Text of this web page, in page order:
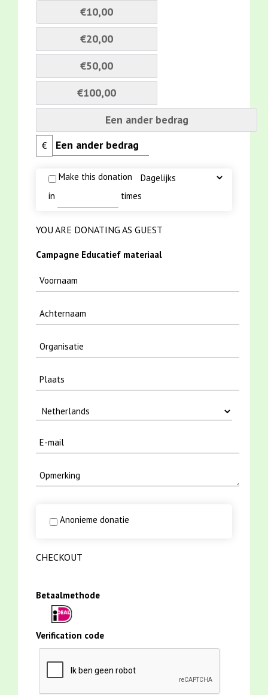
€10,00
€20,00
€50,00
€100,00
Een ander bedrag
€
Make this donation
in
times
YOU ARE DONATING AS GUEST
Campagne Educatief materiaal
Anonieme donatie
CHECKOUT
Betaalmethode
Verification code